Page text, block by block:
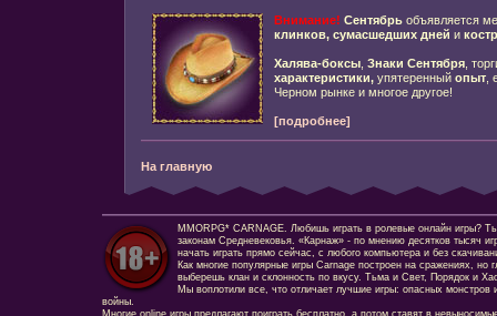
Внимание! Сентябрь объявляется
клинков, сумасшедших дней и
Халява-боксы, Знаки Сентября,
характеристики, упятеренный опыт,
Черном рынке и многое другое!
[подробнее]
На главную
MMORPG* CARNAGE. Любишь играть в ролевые онлайн игры?
законам Средневековья. «Карнаж» - по мнению десятков тысяч
начать играть прямо сейчас, с любого компьютера и без
Как многие популярные игры Carnage построен на сражениях, но
выберешь клан и склонность по вкусу. Тьма и Свет, Порядок и
Мы воплотили все, что отличает лучшие игры: опасных монстров
войны.
Многие online игры предлагают поиграть бесплатно, а потом ставят в